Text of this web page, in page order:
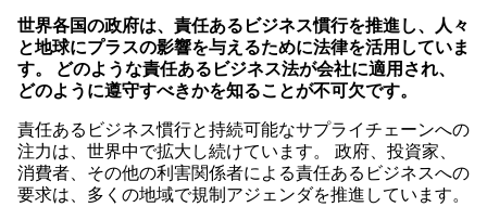
世界各国の政府は、責任あるビジネス慣行を推進し、人々
と地球にプラスの影響を与えるために法律を活用していま
す。 どのような責任あるビジネス法が会社に適用され、
どのように遵守すべきかを知ることが不可欠です。
責任あるビジネス慣行と持続可能なサプライチェーンへの
注力は、世界中で拡大し続けています。 政府、投資家、
消費者、その他の利害関係者による責任あるビジネスへの
要求は、多くの地域で規制アジェンダを推進しています。